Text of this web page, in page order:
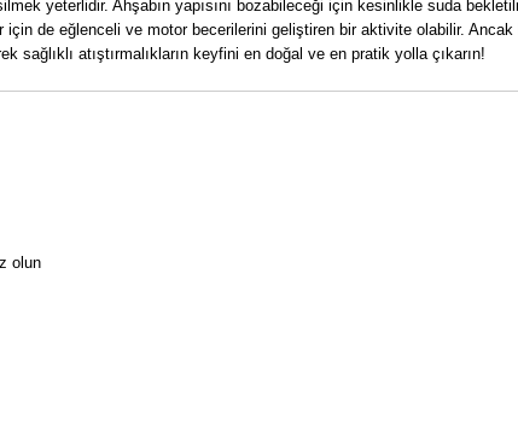
yeterlidir. Ahşabın yapısını bozabileceği için kesinlikle suda
de eğlenceli ve motor becerilerini geliştiren bir aktivite olabilir. Ancak
sağlıklı atıştırmalıkların keyfini en doğal ve en pratik yolla çıkarın!
olun